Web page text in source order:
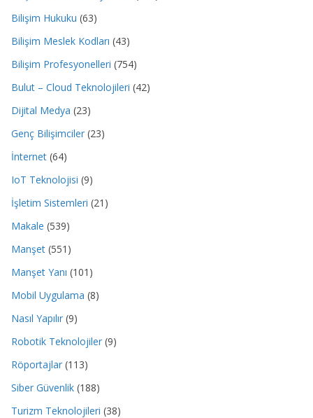
Bilişim Hukuku (63)
Bilişim Meslek Kodları (43)
Bilişim Profesyonelleri (754)
Bulut – Cloud Teknolojileri (42)
Dijital Medya (23)
Genç Bilişimciler (23)
İnternet (64)
IoT Teknolojisi (9)
İşletim Sistemleri (21)
Makale (539)
Manşet (551)
Manşet Yanı (101)
Mobil Uygulama (8)
Nasıl Yapılır (9)
Robotik Teknolojiler (9)
Röportajlar (113)
Siber Güvenlik (188)
Turizm Teknolojileri (38)